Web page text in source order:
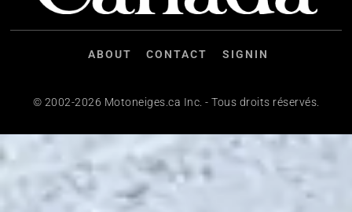
ABOUT CONTACT SIGNIN
© 2002-2026 Motoneiges.ca Inc. - Tous droits réservés.